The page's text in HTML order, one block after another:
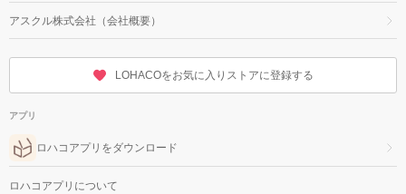
アスクル株式会社（会社概要）
LOHACOをお気に入りストアに登録する
アプリ
ロハコアプリをダウンロード
ロハコアプリについて